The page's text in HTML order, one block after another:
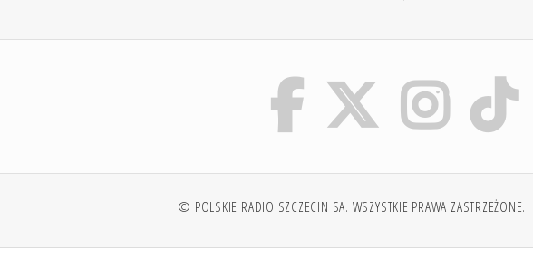
© POLSKIE RADIO SZCZECIN SA. WSZYSTKIE PRAWA ZASTRZEŻONE.